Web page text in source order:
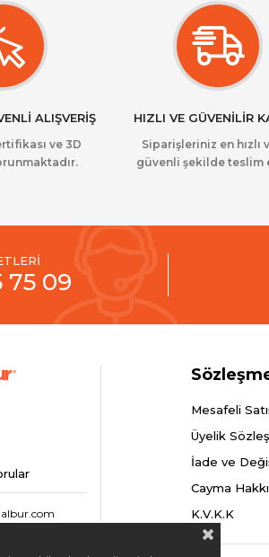
ALIŞVERİŞ
ve 3D
HIZLI VE GÜVENİLİR
Siparişleriniz en hızlı
güvenli şekilde teslim
75 09
Mesafeli
Üyelik
İade ve
Cayma Hakkı
K.V.K.K